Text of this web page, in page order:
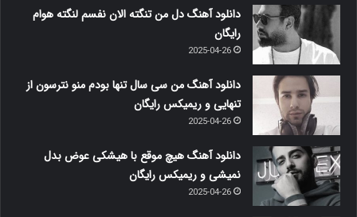
دانلود آهنگ دل من تنگته الان نفسم لنگته هوام
رایگان
2025-04-26
دانلود آهنگ من سی سال تنها بودم منو نترسون از
تنهایی و ریمیکس رایگان
2025-04-26
دانلود آهنگ هیچ موقع با هیشکی عوض بدل
نمیشی و ریمیکس رایگان
2025-04-26